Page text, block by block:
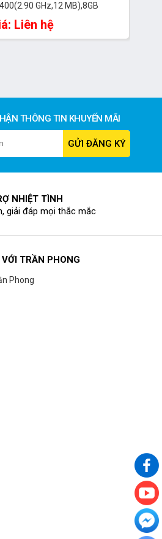
GHz,12 MB),8GB
Liên hệ
THÔNG TIN KHUYẾN MÃI
NHIỆT TÌNH
giải đáp mọi thắc mắc
VỚI TRẦN PHONG
Phong